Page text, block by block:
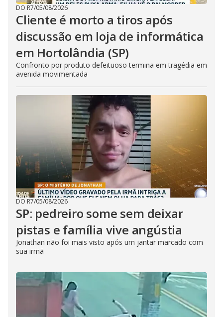
DO R7/05/08/2026
Cliente é morto a tiros após
discussão em loja de informática
em Hortolândia (SP)
Confronto por produto defeituoso termina em tragédia em
avenida movimentada
DO R7/05/08/2026
SP: pedreiro some sem deixar
pistas e família vive angústia
Jonathan não foi mais visto após um jantar marcado com
sua irmã